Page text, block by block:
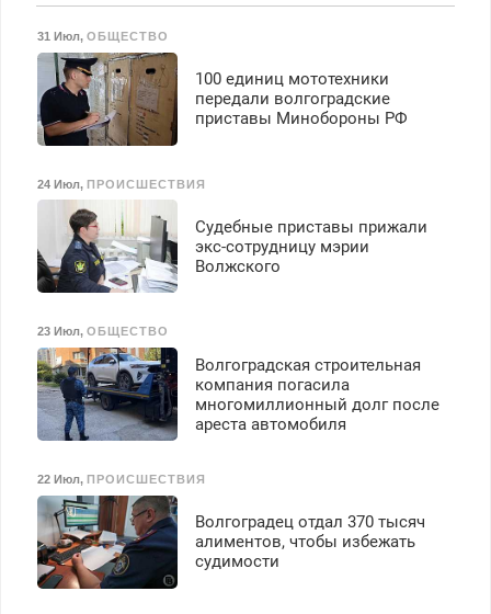
31 Июл, ОБЩЕСТВО
100 единиц мототехники
передали волгоградские
приставы Минобороны РФ
24 Июл, ПРОИСШЕСТВИЯ
Судебные приставы прижали
экс-сотрудницу мэрии
Волжского
23 Июл, ОБЩЕСТВО
Волгоградская строительная
компания погасила
многомиллионный долг после
ареста автомобиля
22 Июл, ПРОИСШЕСТВИЯ
Волгоградец отдал 370 тысяч
алиментов, чтобы избежать
судимости